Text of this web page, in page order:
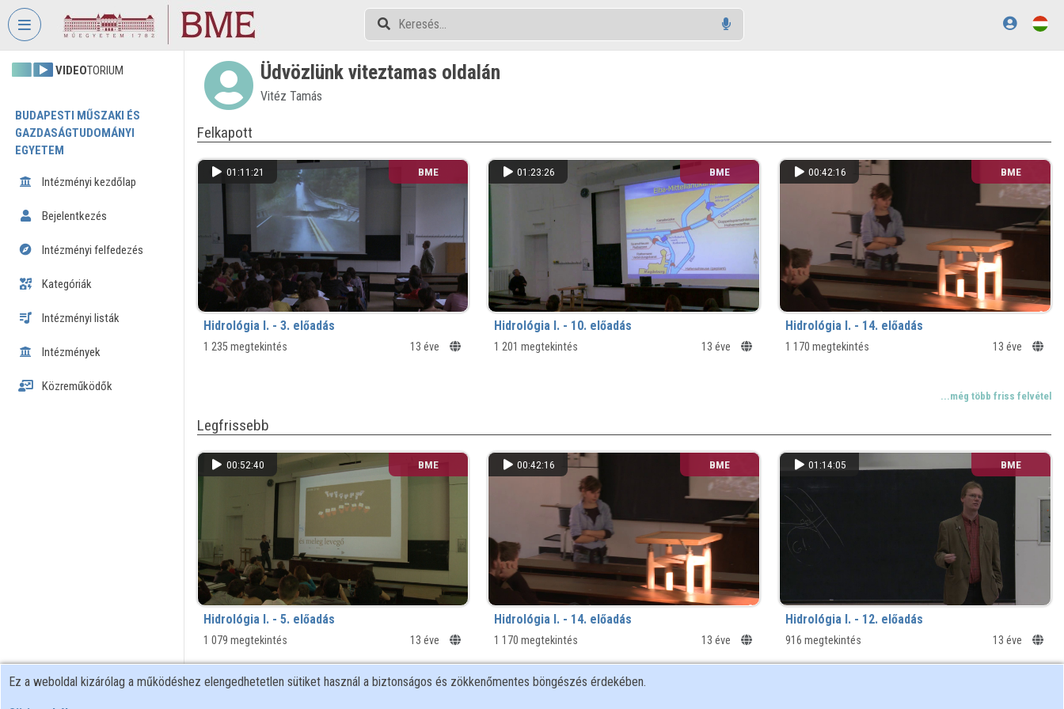
Fejléc kihagyása Menü kihagyása Tartalom kihagyása
VIDEOTORIUM
BUDAPESTI MŰSZAKI ÉS
GAZDASÁGTUDOMÁNYI
EGYETEM
Intézményi kezdőlap
Bejelentkezés
Intézményi felfedezés
Kategóriák
Intézményi listák
Intézmények
Közreműködők
Üdvözlünk viteztamas oldalán
Vitéz Tamás
Felkapott
01:11:21 BME
Hidrológia I. - 3. előadás
1 235 megtekintés 13 éve
01:23:26 BME
Hidrológia I. - 10. előadás
1 201 megtekintés 13 éve
00:42:16 BME
Hidrológia I. - 14. előadás
1 170 megtekintés 13 éve
...még több friss felvétel
Legfrissebb
00:52:40 BME
Hidrológia I. - 5. előadás
1 079 megtekintés 13 éve
00:42:16 BME
Hidrológia I. - 14. előadás
1 170 megtekintés 13 éve
01:14:05 BME
Hidrológia I. - 12. előadás
916 megtekintés 13 éve
Ez a weboldal kizárólag a működéshez elengedhetetlen sütiket használ a biztonságos és zökkenőmentes böngészés érdekében.